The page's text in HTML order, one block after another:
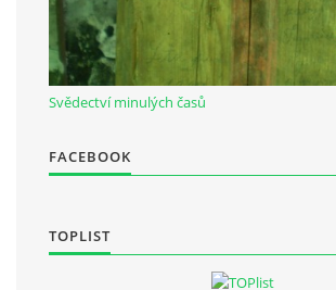
Kontaktní osoba:
Mgr. Miroslava Cinkeisová
723 967 851
© 2026 eStránky.cz |RSS
Svědectví minulých časů
FACEBOOK
TOPLIST